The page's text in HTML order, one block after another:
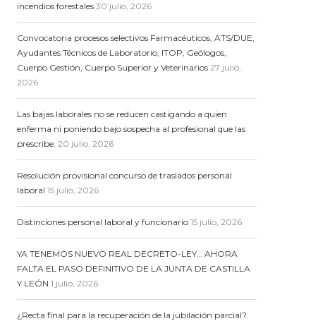
incendios forestales 30 julio, 2026
Convocatoria procesos selectivos Farmacéuticos, ATS/DUE,
Ayudantes Técnicos de Laboratorio, ITOP, Geólogos,
Cuerpo Gestión, Cuerpo Superior y Veterinarios 27 julio,
2026
Las bajas laborales no se reducen castigando a quien
enferma ni poniendo bajo sospecha al profesional que las
prescribe. 20 julio, 2026
Resolución provisional concurso de traslados personal
laboral 15 julio, 2026
Distinciones personal laboral y funcionario 15 julio, 2026
YA TENEMOS NUEVO REAL DECRETO-LEY… AHORA
FALTA EL PASO DEFINITIVO DE LA JUNTA DE CASTILLA
Y LEÓN 1 julio, 2026
¿Recta final para la recuperación de la jubilación parcial?